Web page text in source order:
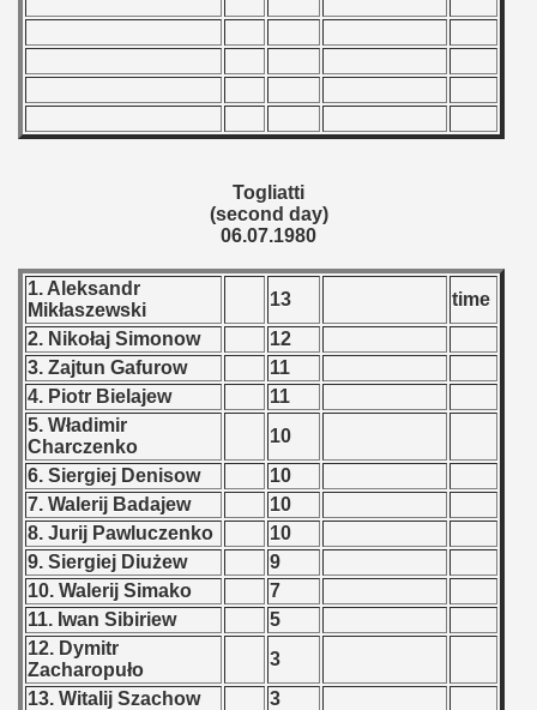
Togliatti
(second day)
06.07.1980
1. Aleksandr
Mikłaszewski
13
time
2. Nikołaj Simonow
12
3. Zajtun Gafurow
11
4. Piotr Bielajew
11
5. Władimir
Charczenko
10
6. Siergiej Denisow
10
7. Walerij Badajew
10
8. Jurij Pawluczenko
10
9. Siergiej Diużew
9
10. Walerij Simako
7
11. Iwan Sibiriew
5
12. Dymitr
Zacharopuło
3
13. Witalij Szachow
3
- 2015
- 2018
- 2020
- 2021
- 2022
- 2023
- 2024
- 2025